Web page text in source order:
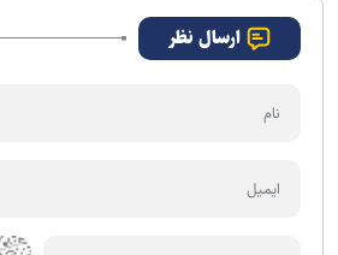
ارسال نظر